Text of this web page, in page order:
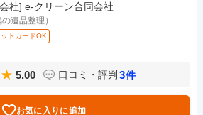
社] e-クリーン合同会社
の遺品整理）
トカードOK
5.00 口コミ・評判 3件
お気に入りに追加